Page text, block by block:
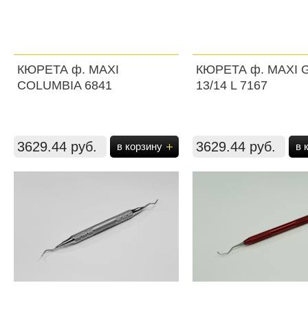
КЮРЕТА ф. MAXI
COLUMBIA 6841
3629.44 руб. в корзину
КЮРЕТА ф. MAXI
13/14 L 7167
3629.44 руб. в